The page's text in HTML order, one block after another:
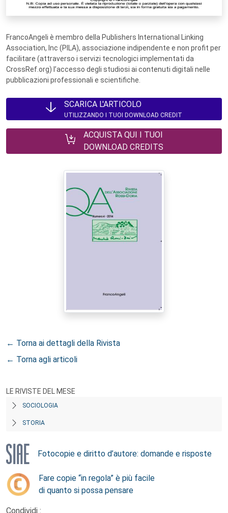
FrancoAngeli è membro della Publishers International Linking
Association, Inc (PILA), associazione indipendente e non profit per
facilitare (attraverso i servizi tecnologici implementati da
CrossRef.org) l’accesso degli studiosi ai contenuti digitali nelle
pubblicazioni professionali e scientifiche.
SCARICA L'ARTICOLO
UTILIZZANDO I TUOI DOWNLOAD CREDIT
ACQUISTA QUI I TUOI
DOWNLOAD CREDITS
← Torna ai dettagli della Rivista
← Torna agli articoli
LE RIVISTE DEL MESE
SOCIOLOGIA
STORIA
Fotocopie e diritto d’autore: domande e risposte
Fare copie “in regola” è più facile
di quanto si possa pensare
Condividi :